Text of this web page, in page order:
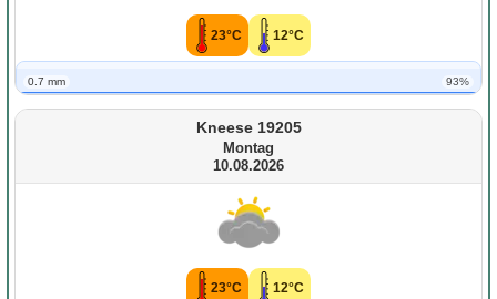
23°C 12°C
0.7 mm 93%
Kneese 19205
Montag
10.08.2026
23°C 12°C